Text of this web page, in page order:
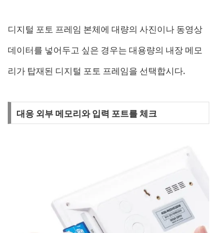
디지털 포토 프레임 본체에 대량의 사진이나 동영상
데이터를 넣어두고 싶은 경우는 대용량의 내장 메모
리가 탑재된 디지털 포토 프레임을 선택합시다.
대응 외부 메모리와 입력 포트를 체크